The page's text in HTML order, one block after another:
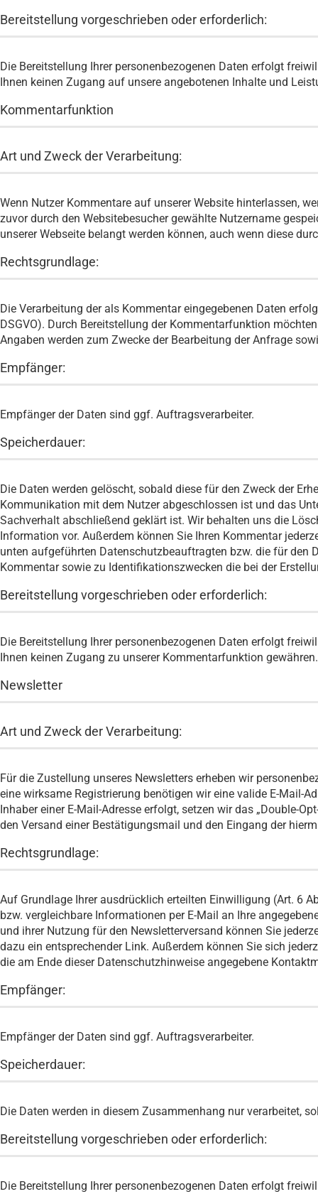
Bereitstellung vorgeschrieben oder erforderlich:
Die Bereitstellung Ihrer personenbezogenen Daten erfolgt
Ihnen keinen Zugang auf unsere angebotenen Inhalte und
Kommentarfunktion
Art und Zweck der Verarbeitung:
Wenn Nutzer Kommentare auf unserer Website hinterlassen,
zuvor durch den Websitebesucher gewählte Nutzername
unserer Webseite belangt werden können, auch wenn diese
Rechtsgrundlage:
Die Verarbeitung der als Kommentar eingegebenen Daten
DSGVO). Durch Bereitstellung der Kommentarfunktion
Angaben werden zum Zwecke der Bearbeitung der Anfrage
Empfänger:
Empfänger der Daten sind ggf. Auftragsverarbeiter.
Speicherdauer:
Die Daten werden gelöscht, sobald diese für den Zweck der
Kommunikation mit dem Nutzer abgeschlossen ist und das
Sachverhalt abschließend geklärt ist. Wir behalten uns die
Information vor. Außerdem können Sie Ihren Kommentar
unten aufgeführten Datenschutzbeauftragten bzw. die für den
Kommentar sowie zu Identifikationszwecken die bei der
Bereitstellung vorgeschrieben oder erforderlich:
Die Bereitstellung Ihrer personenbezogenen Daten erfolgt
Ihnen keinen Zugang zu unserer Kommentarfunktion gewähren.
Newsletter
Art und Zweck der Verarbeitung:
Für die Zustellung unseres Newsletters erheben wir
eine wirksame Registrierung benötigen wir eine valide E-Mail-
Inhaber einer E-Mail-Adresse erfolgt, setzen wir das „Double-
den Versand einer Bestätigungsmail und den Eingang der
Rechtsgrundlage:
Auf Grundlage Ihrer ausdrücklich erteilten Einwilligung (Art. 6
bzw. vergleichbare Informationen per E-Mail an Ihre
und ihrer Nutzung für den Newsletterversand können Sie
dazu ein entsprechender Link. Außerdem können Sie sich
die am Ende dieser Datenschutzhinweise angegebene
Empfänger:
Empfänger der Daten sind ggf. Auftragsverarbeiter.
Speicherdauer:
Die Daten werden in diesem Zusammenhang nur verarbeitet,
Bereitstellung vorgeschrieben oder erforderlich:
Die Bereitstellung Ihrer personenbezogenen Daten erfolgt